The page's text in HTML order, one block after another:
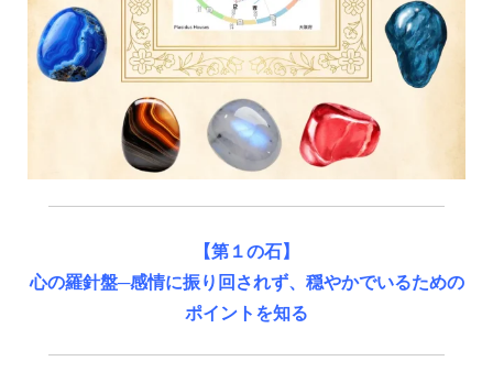
【第１の石】
心の羅針盤─感情に振り回されず、穏やかでいるための
ポイントを知る